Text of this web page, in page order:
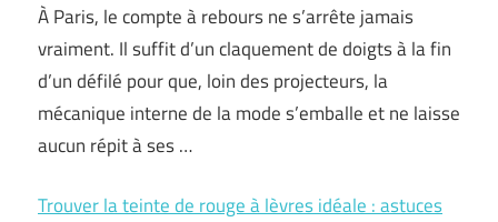
À Paris, le compte à rebours ne s’arrête jamais
vraiment. Il suffit d’un claquement de doigts à la fin
d’un défilé pour que, loin des projecteurs, la
mécanique interne de la mode s’emballe et ne laisse
aucun répit à ses …
Trouver la teinte de rouge à lèvres idéale : astuces